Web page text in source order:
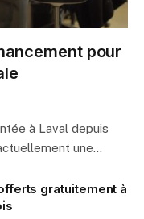
pour
à Laval depuis
une…
gratuitement à